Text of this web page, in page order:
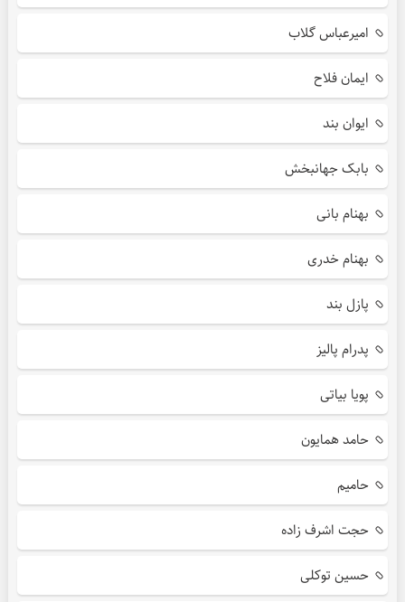
امیرعباس گلاب
ایمان فلاح
ایوان بند
بابک جهانبخش
بهنام بانی
بهنام خدری
پازل بند
پدرام پالیز
پویا بیاتی
حامد همایون
حامیم
حجت اشرف زاده
حسین توکلی